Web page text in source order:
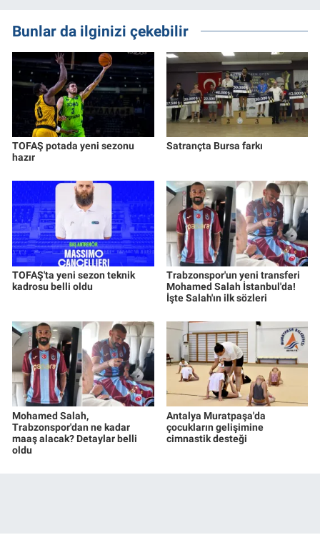
Bunlar da ilginizi çekebilir
TOFAŞ potada yeni sezonu
hazır
Satrançta Bursa farkı
TOFAŞ'ta yeni sezon teknik
kadrosu belli oldu
Trabzonspor'un yeni transferi
Mohamed Salah İstanbul'da!
İşte Salah'ın ilk sözleri
Mohamed Salah,
Trabzonspor'dan ne kadar
maaş alacak? Detaylar belli
oldu
Antalya Muratpaşa'da
çocukların gelişimine
cimnastik desteği